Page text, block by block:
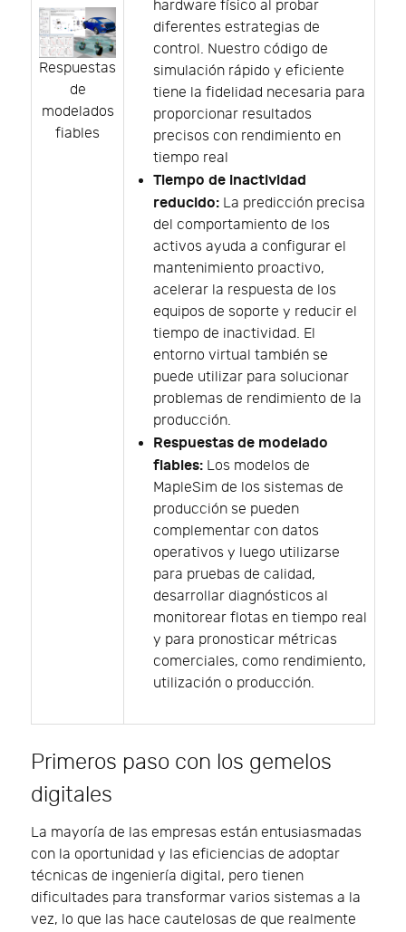
Respuestas
de
modelados
fiables
hardware físico al probar
diferentes estrategias de
control. Nuestro código de
simulación rápido y eficiente
tiene la fidelidad necesaria para
proporcionar resultados
precisos con rendimiento en
tiempo real
Tiempo de inactividad
reducido: La predicción precisa
del comportamiento de los
activos ayuda a configurar el
mantenimiento proactivo,
acelerar la respuesta de los
equipos de soporte y reducir el
tiempo de inactividad. El
entorno virtual también se
puede utilizar para solucionar
problemas de rendimiento de la
producción.
Respuestas de modelado
fiables: Los modelos de
MapleSim de los sistemas de
producción se pueden
complementar con datos
operativos y luego utilizarse
para pruebas de calidad,
desarrollar diagnósticos al
monitorear flotas en tiempo real
y para pronosticar métricas
comerciales, como rendimiento,
utilización o producción.
Primeros paso con los gemelos
digitales
La mayoría de las empresas están entusiasmadas
con la oportunidad y las eficiencias de adoptar
técnicas de ingeniería digital, pero tienen
dificultades para transformar varios sistemas a la
vez, lo que las hace cautelosas de que realmente